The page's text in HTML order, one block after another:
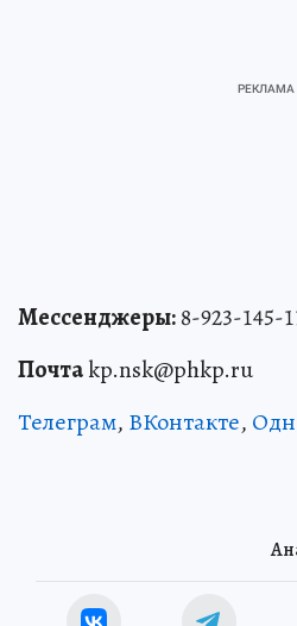
Мессенджеры:8-923-145-
Почтаkp.nsk@phkp.ru
Телеграм, ВКонтакте,